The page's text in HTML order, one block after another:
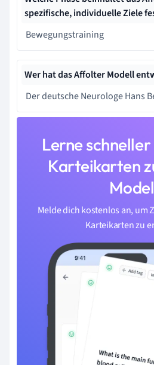
spezifische, individuelle Ziele
Bewegungstraining
Wer hat das Affolter Modell
Der deutsche Neurologe Hans
Lerne
Karteikarten
Melde dich kostenlos an, um
Karteikarten zu